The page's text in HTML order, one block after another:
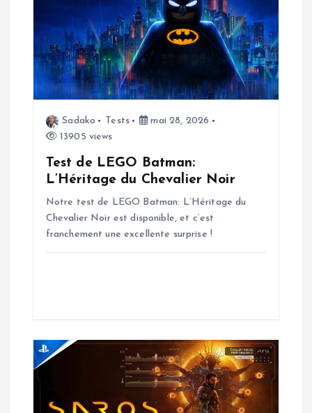
o
n
d
c
Sadako Tests
mai 28, 2026
13905 views
Test de LEGO Batman:
L’Héritage du Chevalier Noir
Notre test de LEGO Batman: L’Héritage du
Chevalier Noir est disponible, et c’est
franchement une excellente surprise !